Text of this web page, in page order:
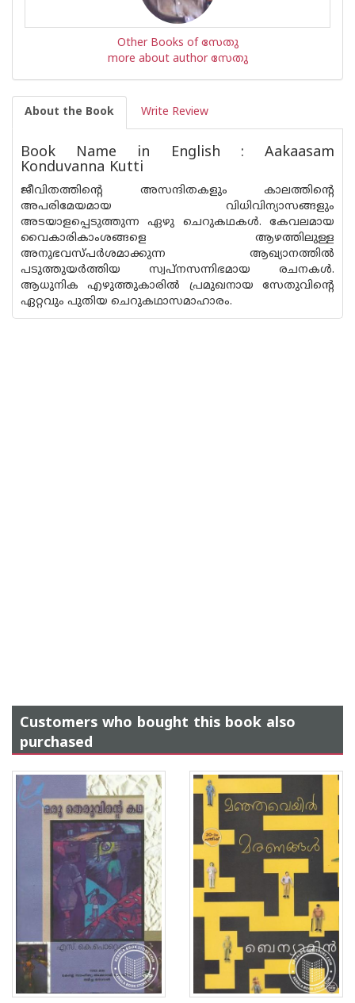
Other Books of സേതു
more about author സേതു
About the Book Write Review
Book Name in English : Aakaasam
Konduvanna Kutti
ജീവിതത്തിന്റെ അസന്ദിതകളും കാലത്തിന്റെ
അപരിമേയമായ വിധിവിന്യാസങ്ങളും
അടയാളപ്പെടുത്തുന്ന ഏഴു ചെറുകഥകൾ. കേവലമായ
വൈകാരികാംശങ്ങളെ ആഴത്തിലുള്ള
അനുഭവസ്പർശമാക്കുന്ന ആഖ്യാനത്തിൽ
പടുത്തുയർത്തിയ സ്വപ്നസന്നിഭമായ രചനകൾ.
ആധുനിക എഴുത്തുകാരിൽ പ്രമുഖനായ സേതുവിന്റെ
ഏറ്റവും പുതിയ ചെറുകഥാസമാഹാരം.
Customers who bought this book also
purchased